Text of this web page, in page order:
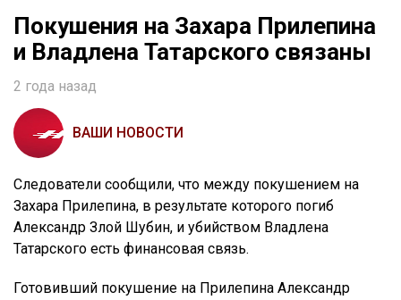
Покушения на Захара Прилепина
и Владлена Татарского связаны
2 года назад
ВАШИ НОВОСТИ
Следователи сообщили, что между покушением на
Захара Прилепина, в результате которого погиб
Александр Злой Шубин, и убийством Владлена
Татарского есть финансовая связь.
Готовивший покушение на Прилепина Александр